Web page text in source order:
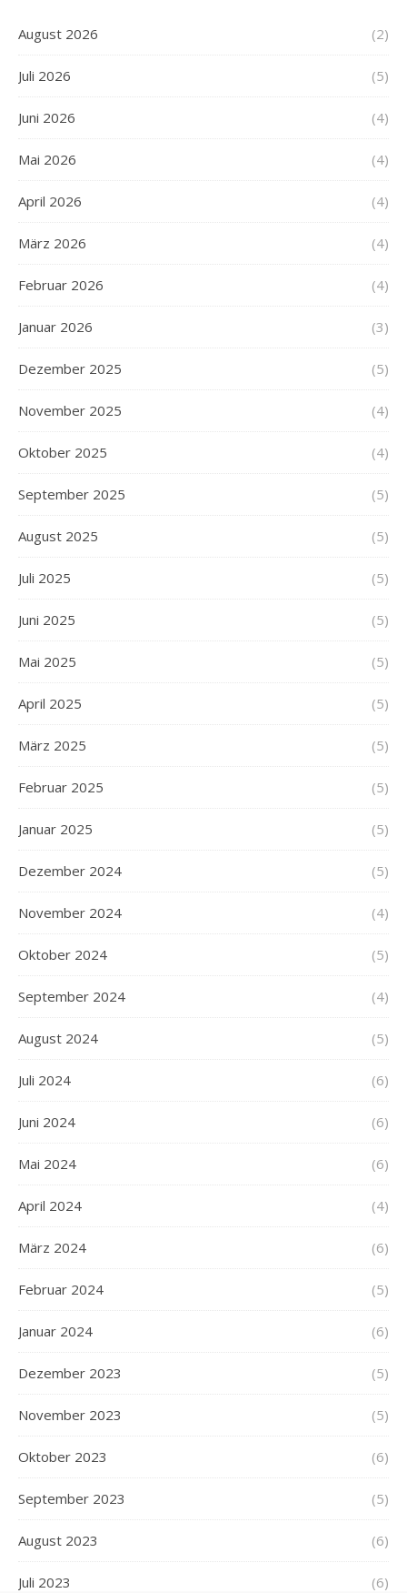
August 2026 (2)
Juli 2026 (5)
Juni 2026 (4)
Mai 2026 (4)
April 2026 (4)
März 2026 (4)
Februar 2026 (4)
Januar 2026 (3)
Dezember 2025 (5)
November 2025 (4)
Oktober 2025 (4)
September 2025 (5)
August 2025 (5)
Juli 2025 (5)
Juni 2025 (5)
Mai 2025 (5)
April 2025 (5)
März 2025 (5)
Februar 2025 (5)
Januar 2025 (5)
Dezember 2024 (5)
November 2024 (4)
Oktober 2024 (5)
September 2024 (4)
August 2024 (5)
Juli 2024 (6)
Juni 2024 (6)
Mai 2024 (6)
April 2024 (4)
März 2024 (6)
Februar 2024 (5)
Januar 2024 (6)
Dezember 2023 (5)
November 2023 (5)
Oktober 2023 (6)
September 2023 (5)
August 2023 (6)
Juli 2023 (6)